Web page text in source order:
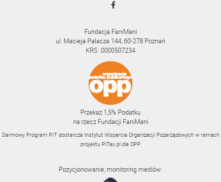
Fundacja FaniMani
ul. Macieja Palacza 144, 60-278 Poznań
KRS: 0000507234
Przekaż 1,5% Podatku
na rzecz Fundacji FaniMani
Darmowy Program PIT dostarcza Instytut Wsparcia Organizacji Pozarządowych w ramach
projektu PITax.pl dla OPP
Pozycjonowanie, monitoring mediów: